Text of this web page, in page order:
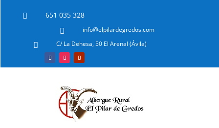

651 035 328

info@elpilardegredos.com
 C/ La Dehesa, 50 El Arenal (Ávila)